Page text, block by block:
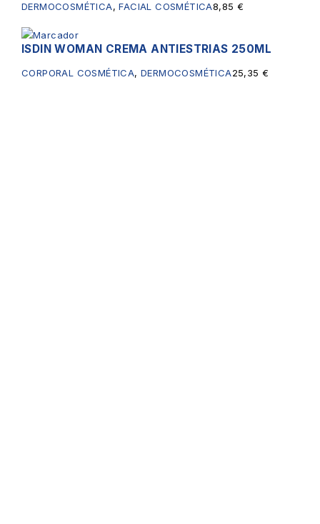
DERMOCOSMÉTICA,FACIAL COSMÉTICA8,85 €
ISDIN WOMAN CREMA ANTIESTRIAS 250ML
CORPORAL COSMÉTICA,DERMOCOSMÉTICA25,35€